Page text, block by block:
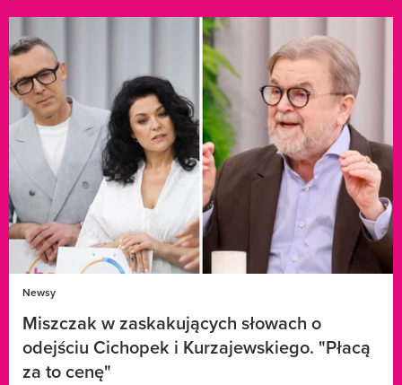
Newsy
Miszczak w zaskakujących słowach o
odejściu Cichopek i Kurzajewskiego. "Płacą
za to cenę"